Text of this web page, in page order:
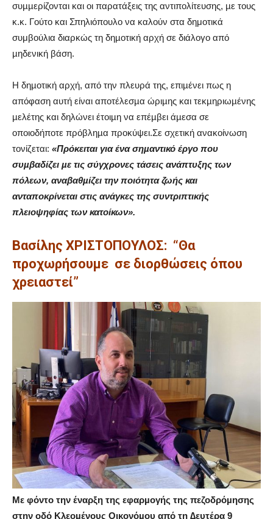
συµµερίζονται και οι παρατάξεις της αντιπολίτευσης, µε τους
κ.κ. Γούτο και Σπηλιόπουλο να καλούν στα δημοτικά
συμβούλια διαρκώς τη δηµοτική αρχή σε διάλογο από
µηδενική βάση.
Η δηµοτική αρχή, από την πλευρά της, επιµένει πως η
απόφαση αυτή είναι αποτέλεσµα ώριµης και τεκµηριωµένης
µελέτης και δηλώνει έτοιµη να επέµβει άµεσα σε
οποιοδήποτε πρόβληµα προκύψει.Σε σχετική ανακοίνωση
τονίζεται: «Πρόκειται για ένα σηµαντικό έργο που
συµβαδίζει µε τις σύγχρονες τάσεις ανάπτυξης των
πόλεων, αναβαθµίζει την ποιότητα ζωής και
ανταποκρίνεται στις ανάγκες της συντριπτικής
πλειοψηφίας των κατοίκων».
Βασίλης ΧΡΙΣΤΟΠΟΥΛΟΣ: “Θα
προχωρήσουµε σε διορθώσεις όπου
χρειαστεί”
Με φόντο την έναρξη της εφαρµογής της πεζοδρόµησης
στην οδό Κλεοµένους Οικονόµου από τη ∆ευτέρα 9